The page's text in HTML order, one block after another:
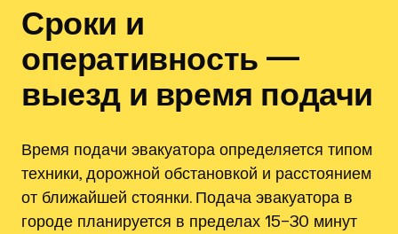
Сроки и
оперативность —
выезд и время подачи
Время подачи эвакуатора определяется типом
техники, дорожной обстановкой и расстоянием
от ближайшей стоянки. Подача эвакуатора в
городе планируется в пределах 15–30 минут